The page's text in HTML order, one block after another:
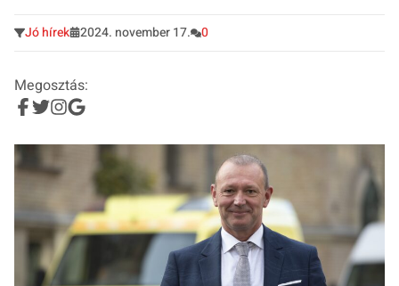
Jó hírek 2024. november 17. 0
Megosztás: